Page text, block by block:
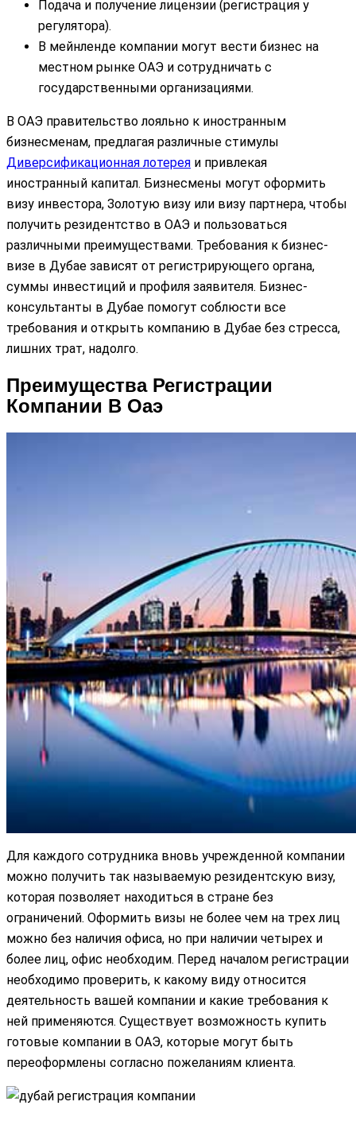
Подача и получение лицензии (регистрация у
регулятора).
В мейнленде компании могут вести бизнес на
местном рынке ОАЭ и сотрудничать с
государственными организациями.
В ОАЭ правительство лояльно к иностранным
бизнесменам, предлагая различные стимулы
Диверсификационная лотерея и привлекая
иностранный капитал. Бизнесмены могут оформить
визу инвестора, Золотую визу или визу партнера, чтобы
получить резидентство в ОАЭ и пользоваться
различными преимуществами. Требования к бизнес-
визе в Дубае зависят от регистрирующего органа,
суммы инвестиций и профиля заявителя. Бизнес-
консультанты в Дубае помогут соблюсти все
требования и открыть компанию в Дубае без стресса,
лишних трат, надолго.
Преимущества Регистрации
Компании В Оаэ
Для каждого сотрудника вновь учрежденной компании
можно получить так называемую резидентскую визу,
которая позволяет находиться в стране без
ограничений. Оформить визы не более чем на трех лиц
можно без наличия офиса, но при наличии четырех и
более лиц, офис необходим. Перед началом регистрации
необходимо проверить, к какому виду относится
деятельность вашей компании и какие требования к
ней применяются. Существует возможность купить
готовые компании в ОАЭ, которые могут быть
переоформлены согласно пожеланиям клиента.